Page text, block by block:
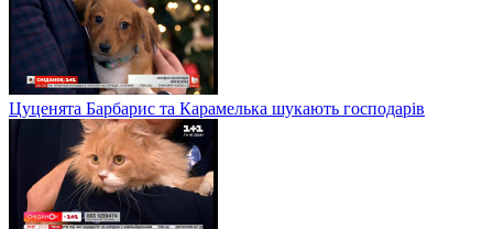
Цуценята Барбарис та Карамелька шукають господарів